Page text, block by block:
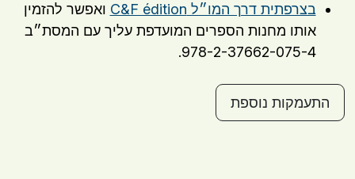
בצרפתית דרך המו״ל C&F édition
ואפשר להזמין
אותו מחנות הספרים המועדפת עליך עם המסת״ב
978-2-37662-075-4.
התעמקות נוספת